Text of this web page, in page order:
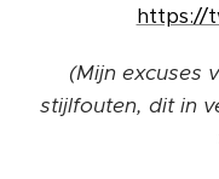
https://
(Mijn excuses
stijlfouten, dit in